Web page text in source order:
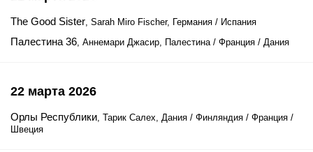
The Good Sister, Sarah Miro Fischer, Германия / Испания
Палестина 36, Аннемари Джасир, Палестина / Франция / Дания
22 марта 2026
Орлы Республики, Тарик Салех, Дания / Финляндия / Франция /
Швеция